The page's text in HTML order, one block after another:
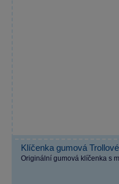
Klíčenka gumová
Originální gumová klíčenka s